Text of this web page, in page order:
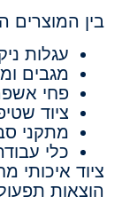
בין המוצרים
עגלות
מגבים
פחי
ציוד
מתקני
כלי
ציוד איכותי
הוצאות